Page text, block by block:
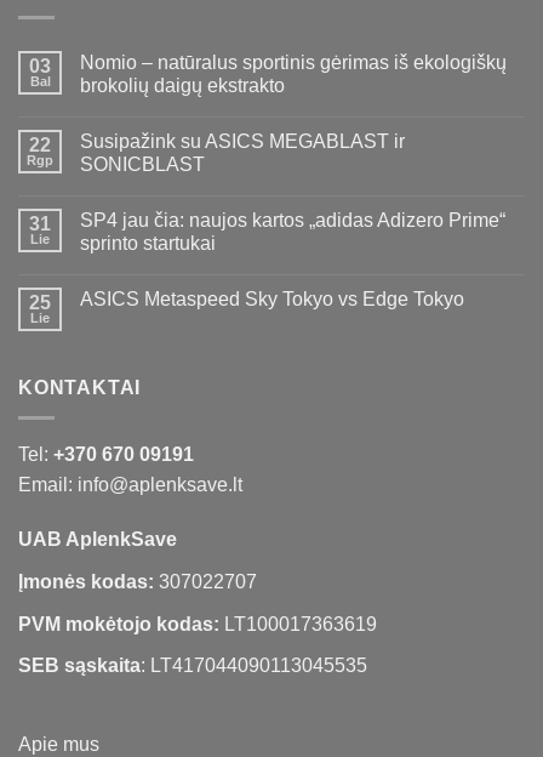
03
Bal
Nomio – natūralus sportinis gėrimas iš ekologiškų
brokolių daigų ekstrakto
22
Rgp
Susipažink su ASICS MEGABLAST ir
SONICBLAST
31
Lie
SP4 jau čia: naujos kartos „adidas Adizero Prime“
sprinto startukai
25
Lie
ASICS Metaspeed Sky Tokyo vs Edge Tokyo
KONTAKTAI
Tel: +370 670 09191
Email: info@aplenksave.lt
UAB AplenkSave
Įmonės kodas: 307022707
PVM mokėtojo kodas: LT100017363619
SEB sąskaita: LT417044090113045535
Apie mus